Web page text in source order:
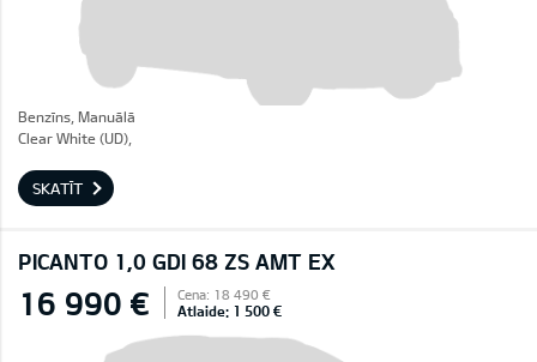
Benzīns, Manuālā
Clear White (UD),
SKATĪT
PICANTO 1,0 GDI 68 ZS AMT EX
16 990 € Cena: 18 490 €
Atlaide: 1 500 €